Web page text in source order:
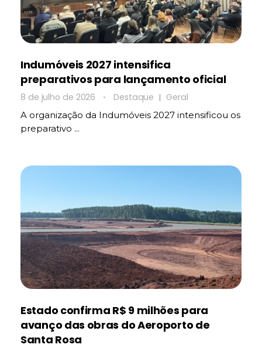
Indumóveis 2027 intensifica
preparativos para lançamento oficial
8 de julho de 2026 Destaque Geral
A organização da Indumóveis 2027 intensificou os
preparativo ...
Estado confirma R$ 9 milhões para
avanço das obras do Aeroporto de
Santa Rosa